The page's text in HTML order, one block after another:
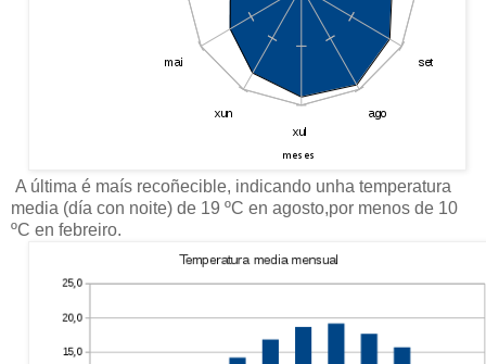
A última é maís recoñecible, indicando unha temperatura
media (día con noite) de 19 ºC en agosto,por menos de 10
ºC en febreiro.